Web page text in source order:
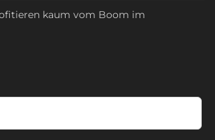
kaum vom Boom im